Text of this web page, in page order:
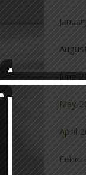
June
May
April